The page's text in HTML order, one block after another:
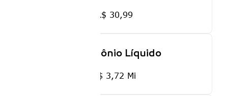
R$ 30,99
Patrimônio Líquido
R$ 3,72 Mi